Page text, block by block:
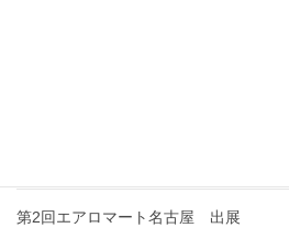
第2回エアロマート名古屋 出展